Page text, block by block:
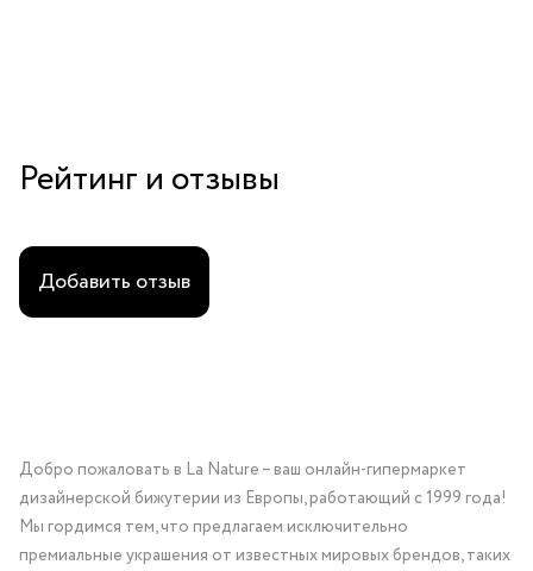
Рейтинг и отзывы
Добавить отзыв
Добро пожаловать в La Nature – ваш онлайн-гипермаркет
дизайнерской бижутерии из Европы, работающий с 1999 года!
Мы гордимся тем, что предлагаем исключительно
премиальные украшения от известных мировых брендов, таких